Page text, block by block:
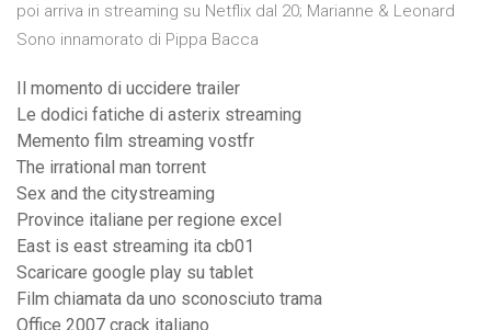
poi arriva in streaming su Netflix dal 20; Marianne & Leonard
Sono innamorato di Pippa Bacca
Il momento di uccidere trailer
Le dodici fatiche di asterix streaming
Memento film streaming vostfr
The irrational man torrent
Sex and the citystreaming
Province italiane per regione excel
East is east streaming ita cb01
Scaricare google play su tablet
Film chiamata da uno sconosciuto trama
Office 2007 crack italiano